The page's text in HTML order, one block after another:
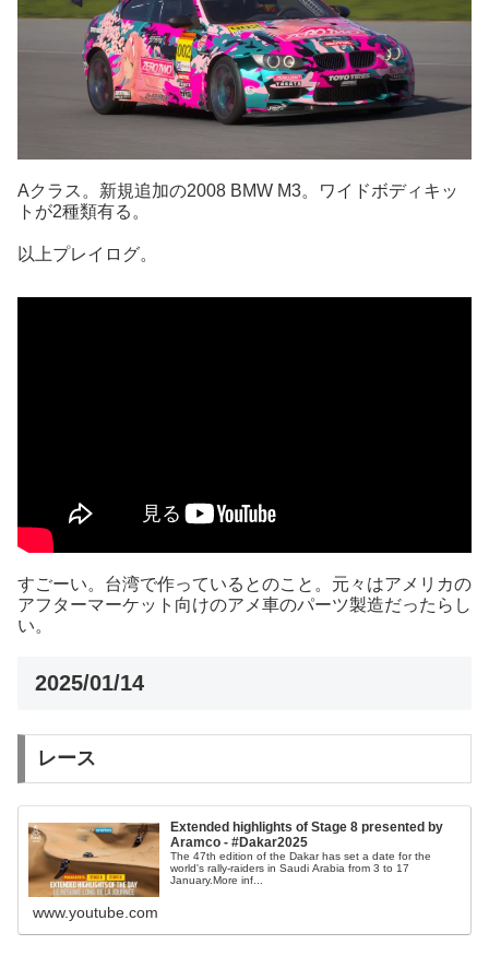
Aクラス。新規追加の2008 BMW M3。ワイドボディキッ
トが2種類有る。
以上プレイログ。
すごーい。台湾で作っているとのこと。元々はアメリカの
アフターマーケット向けのアメ車のパーツ製造だったらし
い。
2025/01/14
レース
Extended highlights of Stage 8 presented by
Aramco - #Dakar2025
The 47th edition of the Dakar has set a date for the
world's rally-raiders in Saudi Arabia from 3 to 17
January.More inf...
www.youtube.com